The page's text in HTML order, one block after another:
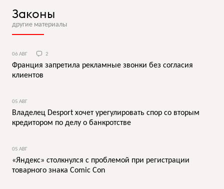
Законы
другие материалы
06 АВГ 2
Франция запретила рекламные звонки без согласия
клиентов
05 АВГ
Владелец Desport хочет урегулировать спор со вторым
кредитором по делу о банкротстве
05 АВГ
«Яндекс» столкнулся с проблемой при регистрации
товарного знака Comic Con